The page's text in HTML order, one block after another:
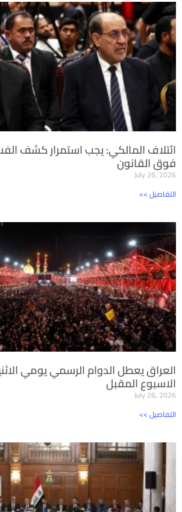
ائتلاف المالكي: يجب استمرار كشف
فوق القانون
July 26, 2026
<< التفاصيل
العراق يعطل الدوام الرسمي يومي
الاسبوع المقبل
July 26, 2026
<< التفاصيل